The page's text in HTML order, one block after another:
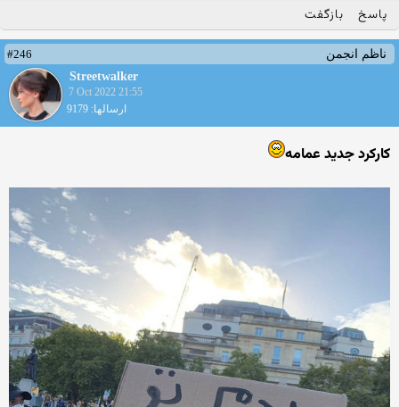
پاسخ بازگفت
ناظم انجمن
#246
Streetwalker
7 Oct 2022 21:55
ارسالها: 9179
کارکرد جدید عمامه